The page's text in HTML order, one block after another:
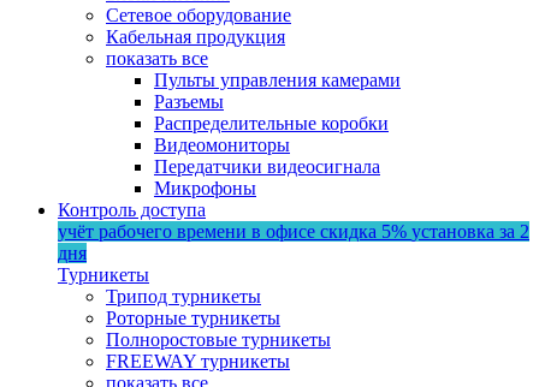
Сетевое оборудование
Кабельная продукция
показать все
Пульты управления камерами
Разъемы
Распределительные коробки
Видеомониторы
Передатчики видеосигнала
Микрофоны
Контроль доступа
учёт рабочего времени в офисе скидка 5% установка за 2
дня
Турникеты
Трипод турникеты
Роторные турникеты
Полноростовые турникеты
FREEWAY турникеты
показать все